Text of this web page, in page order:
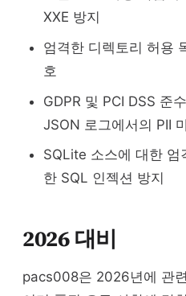
XXE 방지
엄격한 디렉토리 허용
호
GDPR 및 PCI DSS 준
JSON 로그에서의 PII
SQLite 소스에 대한 엄
한 SQL 인젝션 방지
2026 대비
pacs008은 2026년에 관